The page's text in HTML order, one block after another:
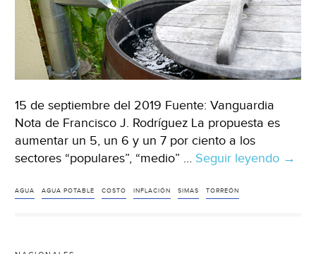
15 de septiembre del 2019 Fuente: Vanguardia
Nota de Francisco J. Rodríguez La propuesta es
aumentar un 5, un 6 y un 7 por ciento a los
sectores “populares”, “medio” … Seguir leyendo →
AGUA AGUA POTABLE COSTO INFLACIÓN SIMAS TORREÓN